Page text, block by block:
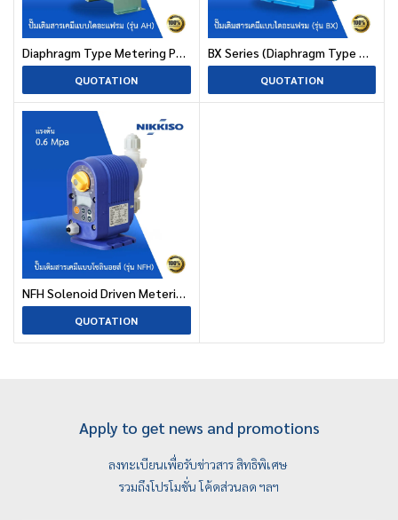
Diaphragm Type Metering Pump (AH Series)
QUOTATION
BX Series (Diaphragm Type Metering Pump)
QUOTATION
NFH Solenoid Driven Metering Pimp (NFH Series)
QUOTATION
Apply to get news and promotions
ลงทะเบียนเพื่อรับข่าวสาร สิทธิพิเศษ
รวมถึงโปรโมชั่น โค้ดส่วนลด ฯลฯ